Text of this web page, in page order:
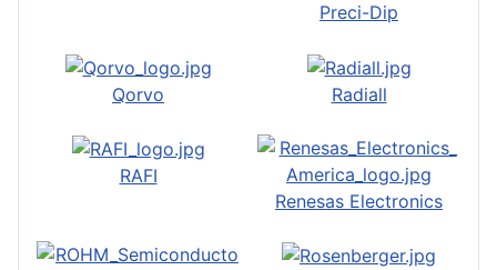
Preci-Dip
Qorvo Radiall
RAFI
Renesas Electronics